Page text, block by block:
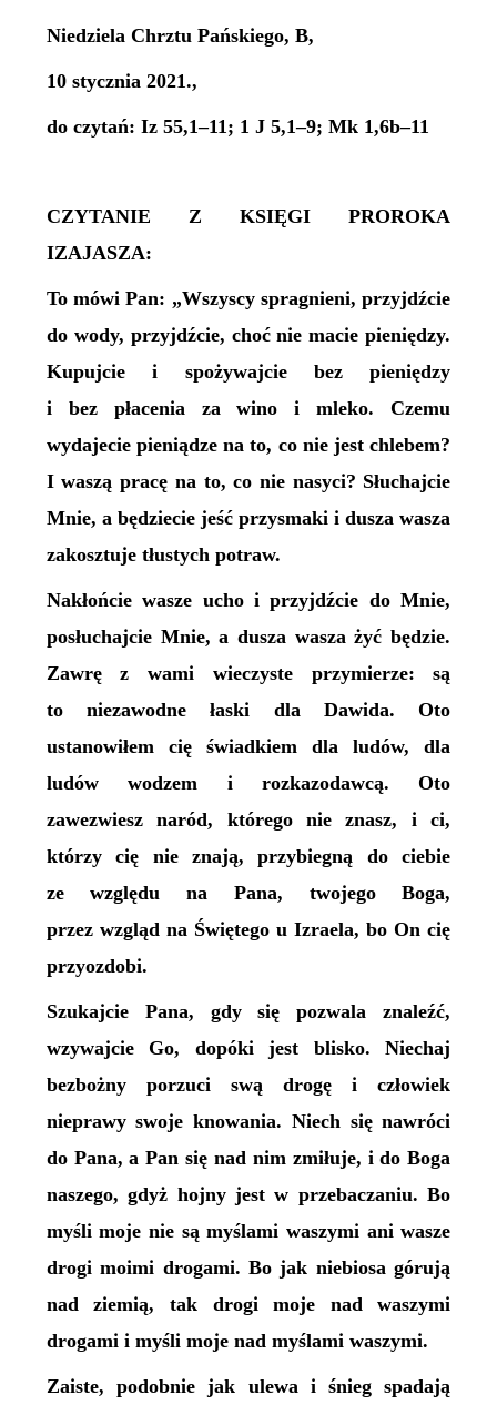
Niedziela Chrztu Pańskiego, B,
10 stycznia 2021.,
do czytań: Iz 55,1–11; 1 J 5,1–9; Mk 1,6b–11
CZYTANIE Z KSIĘGI PROROKA
IZAJASZA:
To mówi Pan: „Wszyscy spragnieni, przyjdźcie
do wody, przyjdźcie, choć nie macie pieniędzy.
Kupujcie i spożywajcie bez pieniędzy
i bez płacenia za wino i mleko. Czemu
wydajecie pieniądze na to, co nie jest chlebem?
I waszą pracę na to, co nie nasyci? Słuchajcie
Mnie, a będziecie jeść przysmaki i dusza wasza
zakosztuje tłustych potraw.
Nakłońcie wasze ucho i przyjdźcie do Mnie,
posłuchajcie Mnie, a dusza wasza żyć będzie.
Zawrę z wami wieczyste przymierze: są
to niezawodne łaski dla Dawida. Oto
ustanowiłem cię świadkiem dla ludów, dla
ludów wodzem i rozkazodawcą. Oto
zawezwiesz naród, którego nie znasz, i ci,
którzy cię nie znają, przybiegną do ciebie
ze względu na Pana, twojego Boga,
przez wzgląd na Świętego u Izraela, bo On cię
przyozdobi.
Szukajcie Pana, gdy się pozwala znaleźć,
wzywajcie Go, dopóki jest blisko. Niechaj
bezbożny porzuci swą drogę i człowiek
nieprawy swoje knowania. Niech się nawróci
do Pana, a Pan się nad nim zmiłuje, i do Boga
naszego, gdyż hojny jest w przebaczaniu. Bo
myśli moje nie są myślami waszymi ani wasze
drogi moimi drogami. Bo jak niebiosa górują
nad ziemią, tak drogi moje nad waszymi
drogami i myśli moje nad myślami waszymi.
Zaiste, podobnie jak ulewa i śnieg spadają